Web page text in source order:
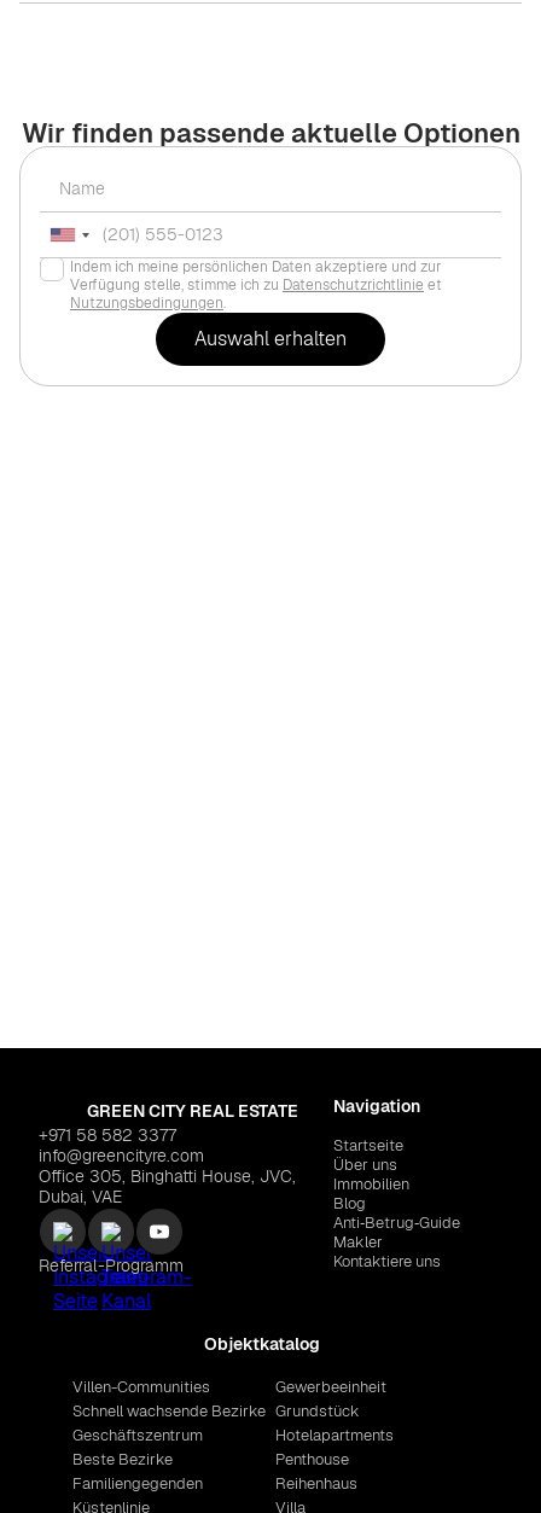
Wir finden passende aktuelle Optionen
Indem ich meine persönlichen Daten akzeptiere und zur
Verfügung stelle, stimme ich zu Datenschutzrichtlinie et
Nutzungsbedingungen.
GREEN CITY REAL ESTATE
+971 58 582 3377
info@greencityre.com
Office 305, Binghatti House, JVC,
Dubai, VAE
Referral-Programm
Navigation
Startseite
Über uns
Immobilien
Blog
Anti‑Betrug‑Guide
Makler
Kontaktiere uns
Objektkatalog
Villen-Communities
Schnell wachsende Bezirke
Geschäftszentrum
Beste Bezirke
Familiengegenden
Küstenlinie
Gewerbeeinheit
Grundstück
Hotelapartments
Penthouse
Reihenhaus
Villa